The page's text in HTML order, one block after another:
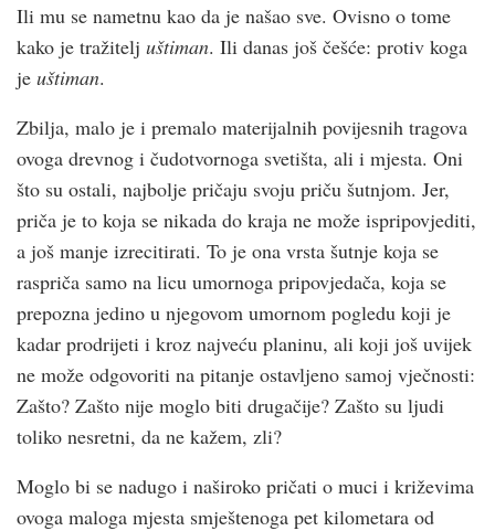
Ili mu se nametnu kao da je našao sve. Ovisno o tome
kako je tražitelj uštiman. Ili danas još češće: protiv koga
je uštiman.
Zbilja, malo je i premalo materijalnih povijesnih tragova
ovoga drevnog i čudotvornoga svetišta, ali i mjesta. Oni
što su ostali, najbolje pričaju svoju priču šutnjom. Jer,
priča je to koja se nikada do kraja ne može ispripovjediti,
a još manje izrecitirati. To je ona vrsta šutnje koja se
raspriča samo na licu umornoga pripovjedača, koja se
prepozna jedino u njegovom umornom pogledu koji je
kadar prodrijeti i kroz najveću planinu, ali koji još uvijek
ne može odgovoriti na pitanje ostavljeno samoj vječnosti:
Zašto? Zašto nije moglo biti drugačije? Zašto su ljudi
toliko nesretni, da ne kažem, zli?
Moglo bi se nadugo i naširoko pričati o muci i križevima
ovoga maloga mjesta smještenoga pet kilometara od